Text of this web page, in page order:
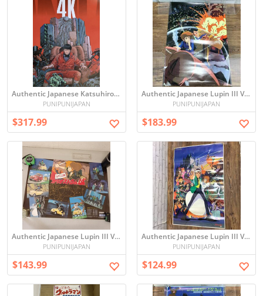
Authentic Japanese Katsuhiro Otomo Vintage Poster (アキラ AKIRA ロシア版ポスター 大友克洋)
PUNIPUNIJAPAN
$317.99
Authentic Japanese Lupin III Vintage Poster - period original (6033 【当時物】 ルパン三世 さらば愛しきルパンよ B2ポスター モンキー・パンチ ANIMEC アニメック ポスター アニメグッズ)
PUNIPUNIJAPAN
$183.99
Authentic Japanese Lupin III Vintage Poster - period original (管理番号3-2422 ルパン三世 カリオストロの城 ポスター 当時物 販促ポスター 巻き癖あり A2)
PUNIPUNIJAPAN
$143.99
Authentic Japanese Lupin III Vintage Poster - period original (6035 【当時物】 ルパン三世 カリオストロの城 ポスター 宮崎駿 モンキー・パンチ 映画ポスター アニメグッズ)
PUNIPUNIJAPAN
$124.99